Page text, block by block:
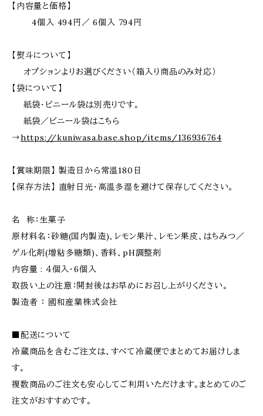
【内容量と価格】
4個入 494円／ 6個入 794円
【熨斗について】
オプションよりお選びください（箱入り商品のみ対応）
【袋について】
紙袋・ビニール袋は別売りです。
紙袋／ビニール袋はこちら
→https://kuniwasa.base.shop/items/136936764
【賞味期限】 製造日から常温180日
【保存方法】 直射日光・高温多湿を避けて保存してください。
名 称：生菓子
原材料名：砂糖(国内製造)、レモン果汁、レモン果皮、はちみつ／
ゲル化剤(増粘多糖類)、香料、pH調整剤
内容量 : ４個入・6個入
取扱い上の注意：開封後はお早めにお召し上がりください。
製造者 ： 國和産業株式会社
■配送について
冷蔵商品を含むご注文は、すべて冷蔵便でまとめてお届けしま
す。
複数商品のご注文も安心してご利用いただけます。まとめてのご
注文がおすすめです。